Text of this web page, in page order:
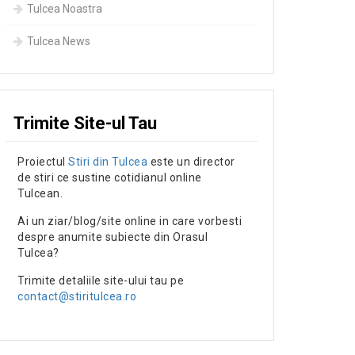
Tulcea Noastra
Tulcea News
Trimite Site-ul Tau
Proiectul Stiri din Tulcea este un director
de stiri ce sustine cotidianul online
Tulcean.
Ai un ziar/blog/site online in care vorbesti
despre anumite subiecte din Orasul
Tulcea?
Trimite detaliile site-ului tau pe
contact@stiritulcea.ro